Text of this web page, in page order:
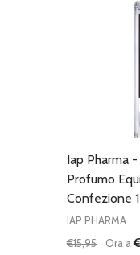
Iap Pharma
Profumo
Confezione
IAP PHARMA
€15,95
Ora a